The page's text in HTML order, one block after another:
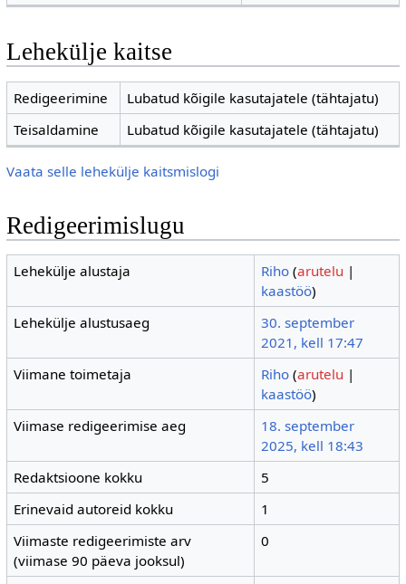
Lehekülje kaitse
Redigeerimine
Lubatud kõigile kasutajatele (tähtajatu)
Teisaldamine
Lubatud kõigile kasutajatele (tähtajatu)
Vaata selle lehekülje kaitsmislogi
Redigeerimislugu
Lehekülje alustaja Riho (arutelu |
kaastöö)
Lehekülje alustusaeg
30. september
2021, kell 17:47
Viimane toimetaja
Riho (arutelu |
kaastöö)
Viimase redigeerimise aeg
18. september
2025, kell 18:43
Redaktsioone kokku
5
Erinevaid autoreid kokku
1
Viimaste redigeerimiste arv
(viimase 90 päeva jooksul)
0